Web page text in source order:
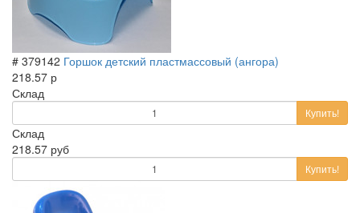
# 379142 Горшок детский пластмассовый (ангора)
218.57 р
Склад
Купить!
Склад
218.57 руб
Купить!